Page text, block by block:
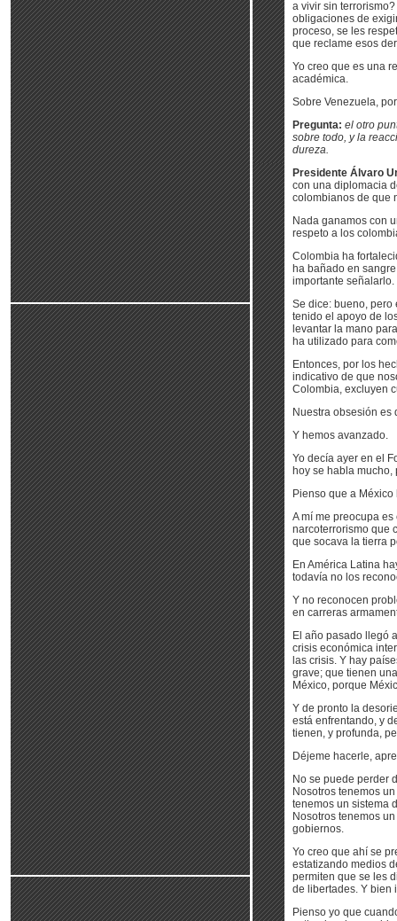
a vivir sin
obligaciones de
proceso, se les
que reclame esos
Yo creo que es una
académica.
Sobre Venezuela,
Pregunta: el otro
sobre todo, y la
dureza.
Presidente Álvaro
con una diplomacia
colombianos de que
Nada ganamos con
respeto a los
Colombia ha
ha bañado en
importante señalarlo.
Se dice: bueno, pero
tenido el apoyo de
levantar la mano
ha utilizado para
Entonces, por los
indicativo de que
Colombia, excluyen
Nuestra obsesión
Y hemos avanzado.
Yo decía ayer en el
hoy se habla
Pienso que a
A mí me preocupa
narcoterrorismo que
que socava la tierra
En América Latina
todavía no los
Y no reconocen
en carreras
El año pasado llegó
crisis económica
las crisis. Y hay
grave; que tienen
México, porque
Y de pronto la
está enfrentando, y
tienen, y profunda,
Déjeme hacerle,
No se puede perder
Nosotros tenemos
tenemos un sistema
Nosotros tenemos
gobiernos.
Yo creo que ahí se
estatizando medios
permiten que se les
de libertades. Y bien
Pienso yo que